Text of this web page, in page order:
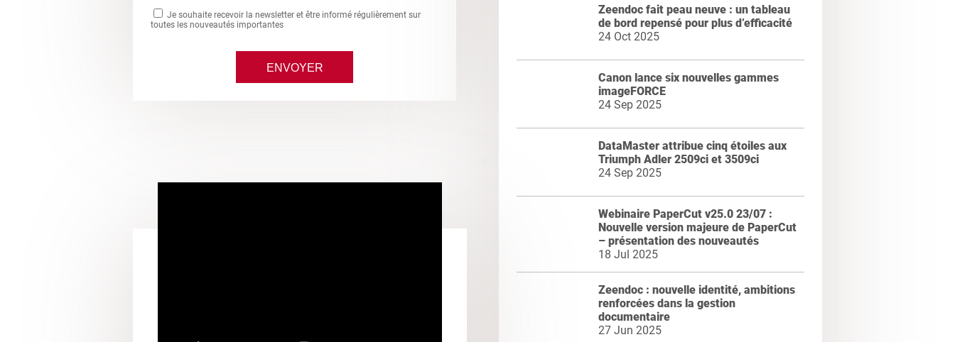
Je souhaite recevoir la newsletter et être informé régulièrement sur
toutes les nouveautés importantes
Zeendoc fait peau neuve : un tableau
de bord repensé pour plus d’efficacité
24 Oct 2025
Canon lance six nouvelles gammes
imageFORCE
24 Sep 2025
DataMaster attribue cinq étoiles aux
Triumph Adler 2509ci et 3509ci
24 Sep 2025
Webinaire PaperCut v25.0 23/07 :
Nouvelle version majeure de PaperCut
– présentation des nouveautés
18 Jul 2025
Zeendoc : nouvelle identité, ambitions
renforcées dans la gestion
documentaire
27 Jun 2025